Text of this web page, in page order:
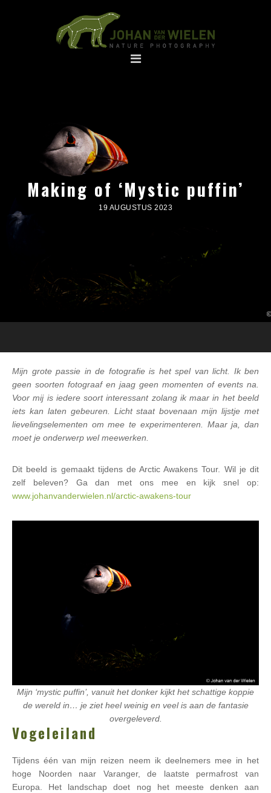
Making of ‘Mystic puffin’
19 AUGUSTUS 2023
Mijn grote passie in de fotografie is het spel van licht. Ik ben
geen soorten fotograaf en jaag geen momenten of events na.
Voor mij is iedere soort interessant zolang ik maar in het beeld
iets kan laten gebeuren. Licht staat bovenaan mijn lijstje met
lievelingselementen om mee te experimenteren. Maar ja, dan
moet je onderwerp wel meewerken.
Dit beeld is gemaakt tijdens de Arctic Awakens Tour. Wil je dit
zelf beleven? Ga dan met ons mee en kijk snel op:
www.johanvanderwielen.nl/arctic-awakens-tour
Mijn ‘mystic puffin’, vanuit het donker kijkt het schattige koppie
de wereld in… je ziet heel weinig en veel is aan de fantasie
overgeleverd.
Vogeleiland
Tijdens één van mijn reizen neem ik deelnemers mee in het
hoge Noorden naar Varanger, de laatste permafrost van
Europa. Het landschap doet nog het meeste denken aan